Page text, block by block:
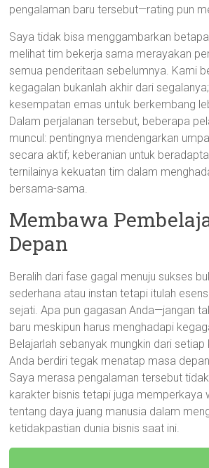
pengalaman baru tersebut—rating pun
Saya tidak bisa menggambarkan
melihat tim bekerja sama merayakan
semua penderitaan sebelumnya. Kami
kegagalan bukanlah akhir dari
kesempatan emas untuk berkembang
Dalam perjalanan tersebut, beberapa
muncul: pentingnya mendengarkan
secara aktif; keberanian untuk
ternilainya kekuatan tim dalam
bersama-sama.
Membawa
Depan
Beralih dari fase gagal menuju sukses
sederhana atau instan tetapi itulah
sejati. Apa pun gagasan Anda—jangan
baru meskipun harus menghadapi
Belajarlah sebanyak mungkin dari
Anda berdiri tegak menatap masa
Saya merasa pengalaman tersebut
karakter bisnis tetapi juga memperkaya
tentang daya juang manusia dalam
ketidakpastian dunia bisnis saat ini.